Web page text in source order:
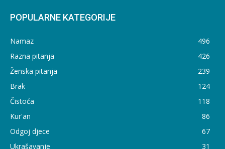
POPULARNE KATEGORIJE
Namaz
496
Razna pitanja
426
Ženska pitanja
239
Brak
124
Čistoća
118
Kur'an
86
Odgoj djece
67
Ukrašavanje
31